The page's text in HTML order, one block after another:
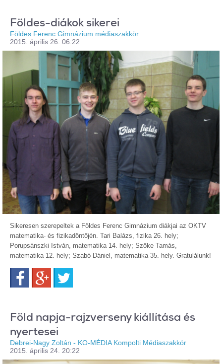
Földes-diákok sikerei
Földes Ferenc Gimnázium médiaszakkör
2015. április 26. 06:22
Sikeresen szerepeltek a Földes Ferenc Gimnázium diákjai az OKTV
matematika- és fizikadöntőjén. Tari Balázs, fizika 26. hely;
Porupsánszki István, matematika 14. hely; Szőke Tamás,
matematika 12. hely; Szabó Dániel, matematika 35. hely. Gratulálunk!
FacebookGoogle+
Föld napja-rajzverseny kiállítása és
nyertesei
Debrei-Nagy Zoltán - KO-MÉDIA Kompolti Médiaszakkör
2015. április 24. 20:22